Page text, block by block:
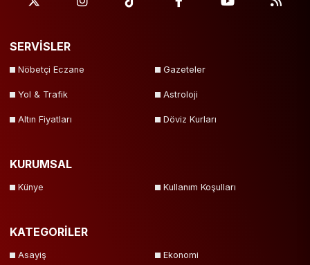
SERVİSLER
Nöbetçi Eczane Gazeteler
Yol & Trafik Astroloji
Altın Fiyatları Döviz Kurları
KURUMSAL
Künye Kullanım Koşulları
KATEGORİLER
Asayiş Ekonomi